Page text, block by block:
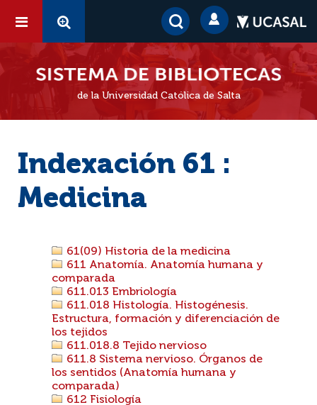
de la Universidad Católica de Salta
Indexación 61 :
Medicina
61(09) Historia de la medicina
611 Anatomía. Anatomía humana y
comparada
611.013 Embriología
611.018 Histología. Histogénesis.
Estructura, formación y diferenciación de
los tejidos
611.018.8 Tejido nervioso
611.8 Sistema nervioso. Órganos de
los sentidos (Anatomía humana y
comparada)
612 Fisiología